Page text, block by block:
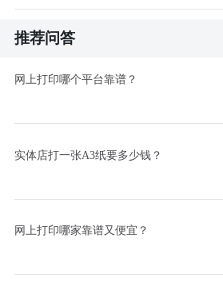
推荐问答
网上打印哪个平台靠谱？
实体店打一张A3纸要多少钱？
网上打印哪家靠谱又便宜？